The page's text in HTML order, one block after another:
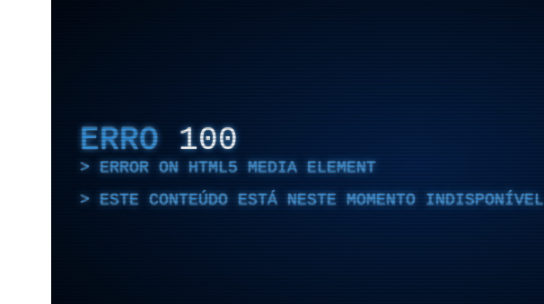
ERRO 100
ERROR ON HTML5 MEDIA ELEMENT
ESTE CONTEÚDO ESTÁ NESTE MOMENTO INDISPONÍVEL